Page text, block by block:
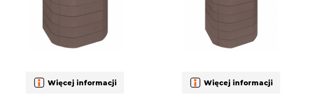
Więcej informacji Więcej informacji